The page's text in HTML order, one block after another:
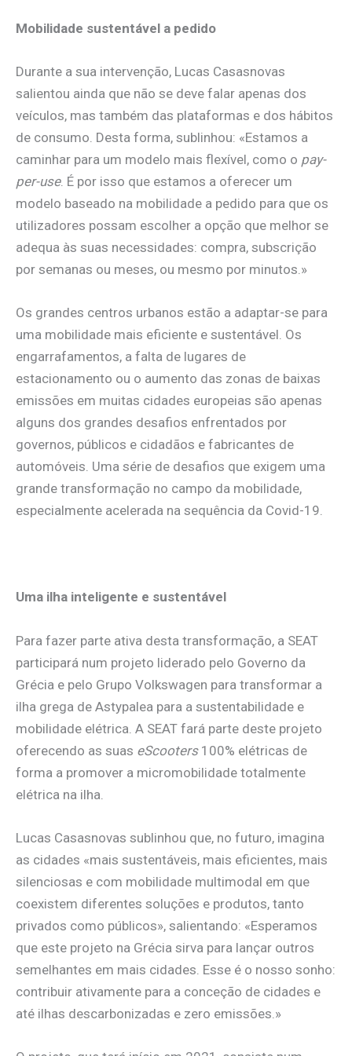
Mobilidade sustentável a pedido
Durante a sua intervenção, Lucas Casasnovas
salientou ainda que não se deve falar apenas dos
veículos, mas também das plataformas e dos hábitos
de consumo. Desta forma, sublinhou: «Estamos a
caminhar para um modelo mais flexível, como o pay-
per-use. É por isso que estamos a oferecer um
modelo baseado na mobilidade a pedido para que os
utilizadores possam escolher a opção que melhor se
adequa às suas necessidades: compra, subscrição
por semanas ou meses, ou mesmo por minutos.»
Os grandes centros urbanos estão a adaptar-se para
uma mobilidade mais eficiente e sustentável. Os
engarrafamentos, a falta de lugares de
estacionamento ou o aumento das zonas de baixas
emissões em muitas cidades europeias são apenas
alguns dos grandes desafios enfrentados por
governos, públicos e cidadãos e fabricantes de
automóveis. Uma série de desafios que exigem uma
grande transformação no campo da mobilidade,
especialmente acelerada na sequência da Covid-19.
Uma ilha inteligente e sustentável
Para fazer parte ativa desta transformação, a SEAT
participará num projeto liderado pelo Governo da
Grécia e pelo Grupo Volkswagen para transformar a
ilha grega de Astypalea para a sustentabilidade e
mobilidade elétrica. A SEAT fará parte deste projeto
oferecendo as suas eScooters100% elétricas de
forma a promover a micromobilidade totalmente
elétrica na ilha.
Lucas Casasnovas sublinhou que, no futuro, imagina
as cidades «mais sustentáveis, mais eficientes, mais
silenciosas e com mobilidade multimodal em que
coexistem diferentes soluções e produtos, tanto
privados como públicos», salientando: «Esperamos
que este projeto na Grécia sirva para lançar outros
semelhantes em mais cidades. Esse é o nosso sonho:
contribuir ativamente para a conceção de cidades e
até ilhas descarbonizadas e zero emissões.»